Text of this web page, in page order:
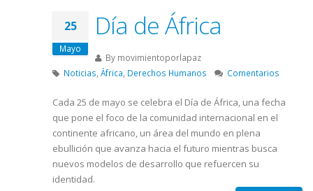
25
Mayo
Día de África
By movimientoporlapaz
Noticias África Derechos Humanos Comentarios
Cada 25 de mayo se celebra el Día de África, una fecha
que pone el foco de la comunidad internacional en el
continente africano, un área del mundo en plena
ebullición que avanza hacia el futuro mientras busca
nuevos modelos de desarrollo que refuercen su
identidad.